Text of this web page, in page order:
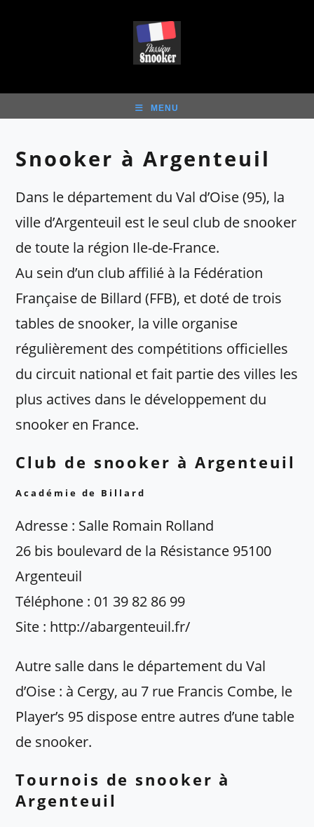
MENU
Snooker à Argenteuil
Dans le département du Val d’Oise (95), la
ville d’Argenteuil est le seul club de snooker
de toute la région Ile-de-France.
Au sein d’un club affilié à la Fédération
Française de Billard (FFB), et doté de trois
tables de snooker, la ville organise
régulièrement des compétitions officielles
du circuit national et fait partie des villes les
plus actives dans le développement du
snooker en France.
Club de snooker à Argenteuil
Académie de Billard
Adresse : Salle Romain Rolland
26 bis boulevard de la Résistance 95100
Argenteuil
Téléphone : 01 39 82 86 99
Site : http://abargenteuil.fr/
Autre salle dans le département du Val
d’Oise : à Cergy, au 7 rue Francis Combe, le
Player’s 95 dispose entre autres d’une table
de snooker.
Tournois de snooker à
Argenteuil